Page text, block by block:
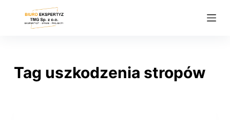
Tag uszkodzenia stropów